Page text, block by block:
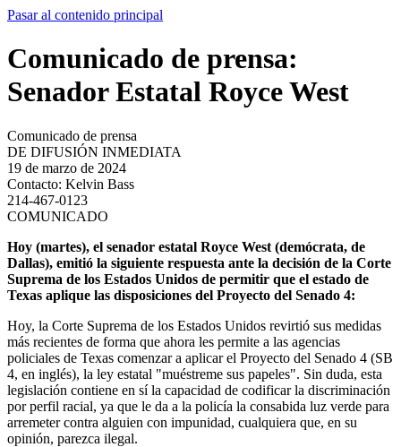
Pasar al contenido principal
Comunicado de prensa:
Senador Estatal Royce West
Comunicado de prensa
DE DIFUSIÓN INMEDIATA
19 de marzo de 2024
Contacto: Kelvin Bass
214-467-0123
COMUNICADO
Hoy (martes), el senador estatal Royce West (demócrata, de
Dallas), emitió la siguiente respuesta ante la decisión de la Corte
Suprema de los Estados Unidos de permitir que el estado de
Texas aplique las disposiciones del Proyecto del Senado 4:
Hoy, la Corte Suprema de los Estados Unidos revirtió sus medidas
más recientes de forma que ahora les permite a las agencias
policiales de Texas comenzar a aplicar el Proyecto del Senado 4 (SB
4, en inglés), la ley estatal "muéstreme sus papeles". Sin duda, esta
legislación contiene en sí la capacidad de codificar la discriminación
por perfil racial, ya que le da a la policía la consabida luz verde para
arremeter contra alguien con impunidad, cualquiera que, en su
opinión, parezca ilegal.